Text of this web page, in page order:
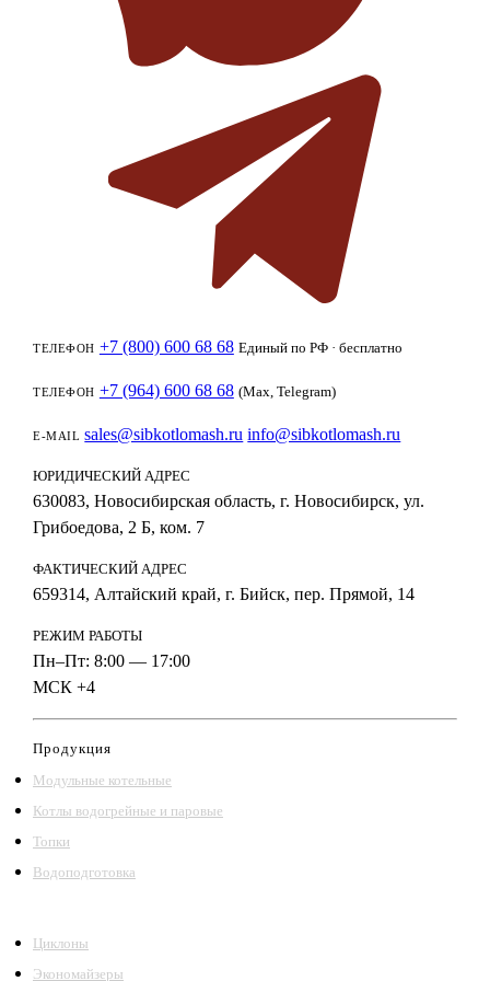
ТЕЛЕФОН +7 (800) 600 68 68 Единый по РФ · бесплатно
ТЕЛЕФОН +7 (964) 600 68 68 (Max, Telegram)
E-MAIL sales@sibkotlomash.ru info@sibkotlomash.ru
ЮРИДИЧЕСКИЙ АДРЕС
630083, Новосибирская область, г. Новосибирск, ул.
Грибоедова, 2 Б, ком. 7
ФАКТИЧЕСКИЙ АДРЕС
659314, Алтайский край, г. Бийск, пер. Прямой, 14
РЕЖИМ РАБОТЫ
Пн–Пт: 8:00 — 17:00
МСК +4
Продукция
Модульные котельные
Котлы водогрейные и паровые
Топки
Водоподготовка
Циклоны
Экономайзеры